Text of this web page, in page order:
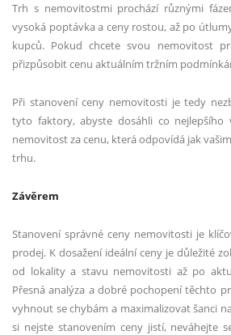
Trh s nemovitostmi prochází různými
vysoká poptávka a ceny rostou, až po
kupců. Pokud chcete svou nemovitost
přizpůsobit cenu aktuálním tržním
Při stanovení ceny nemovitosti je tedy
tyto faktory, abyste dosáhli co nejlepšího
nemovitost za cenu, která odpovídá jak
trhu.
Závěrem
Stanovení správné ceny nemovitosti je
prodej. K dosažení ideální ceny je důležité
od lokality a stavu nemovitosti až po
Přesná analýza a dobré pochopení těchto
vyhnout se chybám a maximalizovat šanci
si nejste stanovením ceny jistí, neváhejte